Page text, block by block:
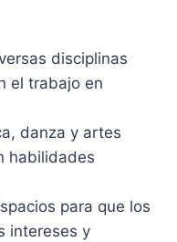
disciplinas
el trabajo en
danza y artes
habilidades
para que los
intereses y